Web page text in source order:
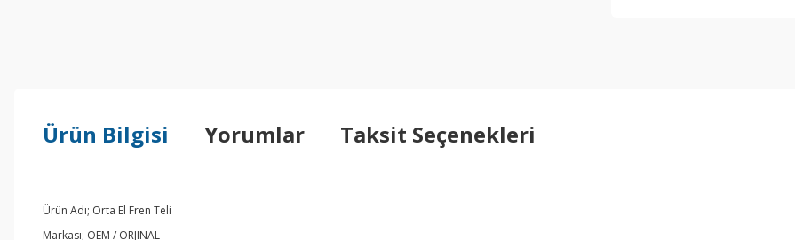
Ürün Bilgisi Yorumlar Taksit Seçenekleri
Ürün Adı; Orta El Fren Teli
Markası; OEM / ORJINAL